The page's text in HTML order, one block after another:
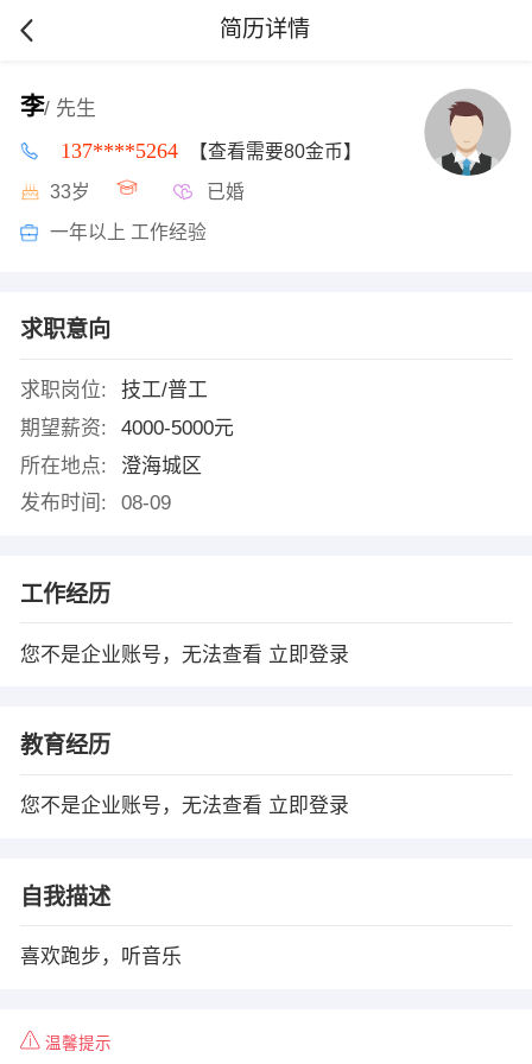
简历详情
李/ 先生
137****5264 【查看需要80金币】
33岁 已婚
一年以上 工作经验
求职意向
求职岗位:
技工/普工
期望薪资:
4000-5000元
所在地点:
澄海城区
发布时间:
08-09
工作经历
您不是企业账号，无法查看 立即登录
教育经历
您不是企业账号，无法查看 立即登录
自我描述
喜欢跑步，听音乐
温馨提示